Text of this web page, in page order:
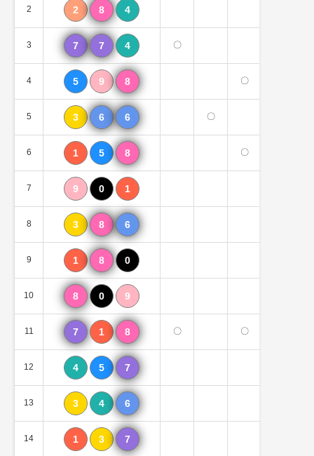
2 2 8 4
3 7 7 4 〇
4 5 9 8 〇
5 3 6 6 〇
6 1 5 8 〇
7 9 0 1
8 3 8 6
9 1 8 0
10 8 0 9
11 7 1 8 〇 〇
12 4 5 7
13 3 4 6
14 1 3 7